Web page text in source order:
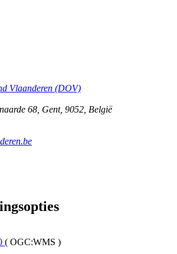
Vlaanderen (DOV)
68, Gent, 9052, België
( OGC:WMS )